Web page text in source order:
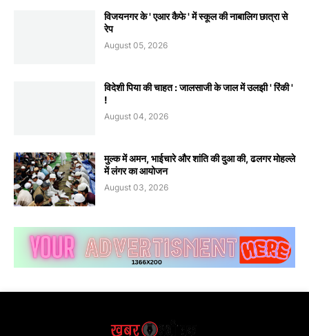
विजयनगर के ' एआर कैफे ' में स्कूल की नाबालिग छात्रा से
रेप
August 05, 2026
विदेशी पिया की चाहत : जालसाजी के जाल में उलझी ' रिंकी '
!
August 04, 2026
मुल्क में अमन, भाईचारे और शांति की दुआ की, ढलगर मोहल्ले
में लंगर का आयोजन
August 03, 2026